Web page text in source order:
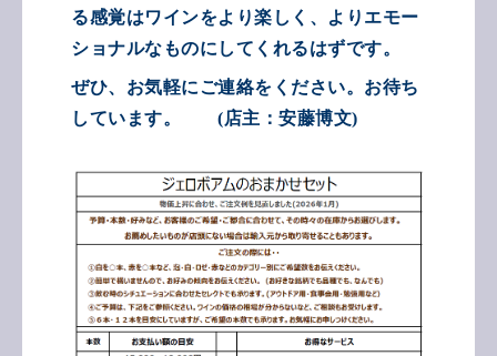
る感覚はワインをより楽しく、よりエモー
ショナルなものにしてくれるはずです。
ぜひ、お気軽にご連絡をください。お待ち
しています。 (店主：安藤博文)